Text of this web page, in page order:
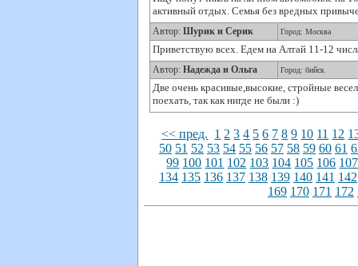
активный отдых. Семья без вредных
Автор: Шурик и Серик Город: Москва
Приветствую всех. Едем на Алтай 11-12
Автор: Надежда и Ольга Город: бийск
Две очень красивые,высокие, стройные
поехать, так как нигде не были :)
<< пред. 1 2 3 4 5 6 7 8 9 10 11 12
50 51 52 53 54 55 56 57 58 59 60 61
99 100 101 102 103 104 105 106 107
134 135 136 137 138 139 140 141 142
169 170 171 172